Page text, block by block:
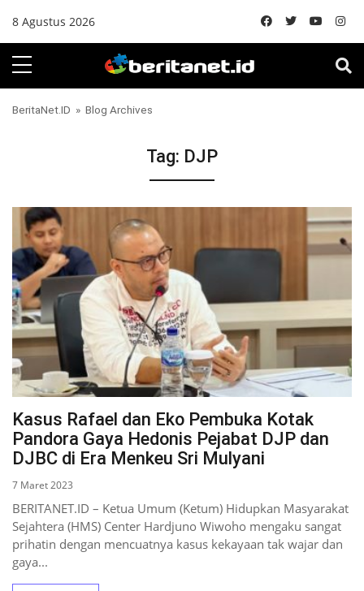
8 Agustus 2026
BeritaNet.ID » Blog Archives
Tag: DJP
Kasus Rafael dan Eko Pembuka Kotak
Pandora Gaya Hedonis Pejabat DJP dan
DJBC di Era Menkeu Sri Mulyani
7 Maret 2023
BERITANET.ID – Ketua Umum (Ketum) Hidupkan Masyarakat
Sejahtera (HMS) Center Hardjuno Wiwoho mengaku sangat
prihatin dengan mencuatnya kasus kekayaan tak wajar dan
gaya...